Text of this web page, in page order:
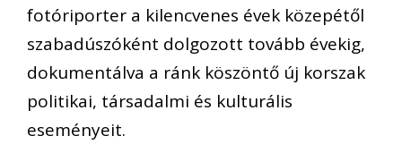
fotóriporter a kilencvenes évek közepétől
szabadúszóként dolgozott tovább évekig,
dokumentálva a ránk köszöntő új korszak
politikai, társadalmi és kulturális
eseményeit.